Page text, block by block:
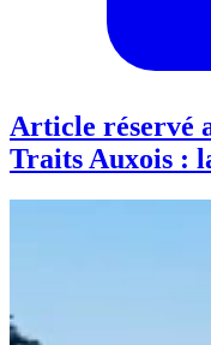
Article réservé
Traits Auxois :